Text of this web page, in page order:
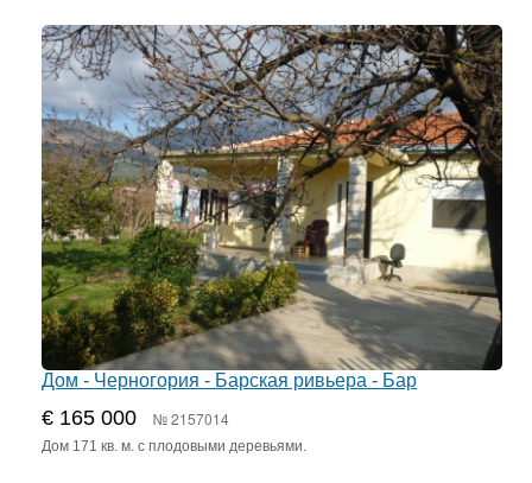
Дом - Черногория - Барская ривьера - Бар
€ 165 000 № 2157014
Дом 171 кв. м. с плодовыми деревьями.